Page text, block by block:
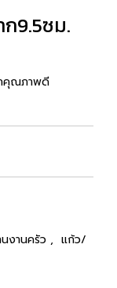
9.5ซม.
คุณภาพดี
งานครัว , แก้ว/